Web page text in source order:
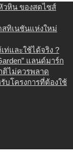
วหิน ของสดไซส์
สทิเนชันแห่งใหม่
ท่และใช้ได้จริง ?
แลนด์มาร์ก
ติไม่ควรพลาด
บโครงการที่ต้องใช้